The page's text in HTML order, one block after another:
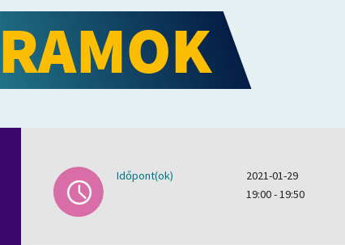
Időpont(ok)
2021-01-29
19:00 - 19:50